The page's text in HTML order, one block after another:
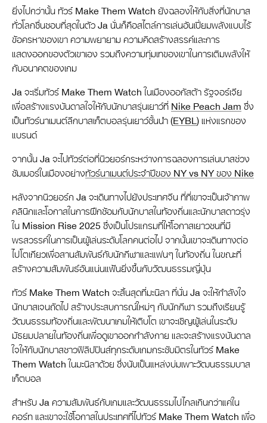
ยิ่งไปกว่านั้น ทัวร์ Make Them Watch ยังฉลองให้กับสิ่งที่นักบาส
ทั่วโลกชื่นชอบที่สุดในตัว Ja นั่นก็คือสไตล์การเล่นอันเปี่ยมพลังแบบไร้
ข้อครหาของเขา ความพยายาม ความคิดสร้างสรรค์และการ
แสดงออกของตัวเขาเอง รวมถึงความทุ่มเทของเขาในการเติมพลังให้
กับอนาคตของเกม
Ja จะเริ่มทัวร์ Make Them Watch ในเมืองออกัสต้า รัฐจอร์เจีย
เพื่อสร้างแรงบันดาลใจให้กับนักบาสรุ่นเยาว์ที่ Nike Peach Jam ซึ่ง
เป็นทัวร์นาเมนต์ลีกบาสเก็ตบอลรุ่นเยาว์ชั้นนำ (EYBL ) แห่งแรกของ
แบรนด์
จากนั้น Ja จะไปทัวร์ต่อที่นิวยอร์กระหว่างการฉลองการเล่นบาสช่วง
ซัมเมอร์ในเมืองอย่างทัวร์นาเมนต์ประจำปีของ NY vs NY ของ Nike
หลังจากนิวยอร์ก Ja จะเดินทางไปยังประเทศจีน ที่ที่เขาจะเป็นเจ้าภาพ
คลินิกและโอกาสในการฝึกซ้อมกับนักบาสในท้องถิ่นและนักบาสดาวรุ่ง
ใน Mission Rise 2025 ซึ่งเป็นโปรแกรมที่ให้โอกาสเยาวชนที่มี
พรสวรรค์ในการเป็นผู้เล่นระดับโลกคนต่อไป จากนั้นเขาจะเดินทางต่อ
ไปโตเกียวเพื่อสานสัมพันธ์กับนักกีฬาและแฟนๆ ในท้องถิ่น ในขณะที่
สร้างความสัมพันธ์อันแน่นแฟ้นยิ่งขึ้นกับวัฒนธรรมญี่ปุ่น
ทัวร์ Make Them Watch จะสิ้นสุดที่มะนิลา ที่นั่น Ja จะให้กำลังใจ
นักบาสเจนถัดไป สร้างประสบการณ์ใหม่ๆ กับนักกีฬา รวมถึงเรียนรู้
วัฒนธรรมท้องถิ่นและพัฒนาเกมให้เติบโต เขาจะเชิญผู้เล่นในระดับ
มัธยมปลายในท้องถิ่นเพื่อดูเขาออกกำลังกาย และจะสร้างแรงบันดาล
ใจให้กับนักบาสชาวฟิลิปปินส์ทุกระดับเกมกระชับมิตรในทัวร์ Make
Them Watch ในมะนิลาด้วย ซึ่งนับเป็นแหล่งบ่มเพาะวัฒนธรรมบาส
เก็ตบอล
สำหรับ Ja ความสัมพันธ์กับเกมและวัฒนธรรมไปไกลเกินกว่าแค่ใน
คอร์ท และเขาจะใช้โอกาสในประเทศที่ไปทัวร์ Make Them Watch เพื่อ